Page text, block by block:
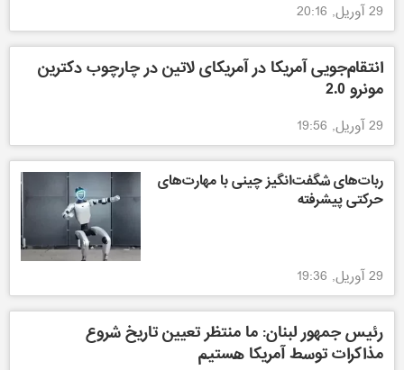
29 آوریل, 20:16
انتقام‌جویی آمریکا در آمریکای لاتین در چارچوب دکترین
مونرو 2.0
29 آوریل, 19:56
ربات‌های شگفت‌انگیز چینی با مهارت‌های
حرکتی پیشرفته
29 آوریل, 19:36
رئیس جمهور لبنان: ما منتظر تعیین تاریخ شروع
مذاکرات توسط آمریکا هستیم